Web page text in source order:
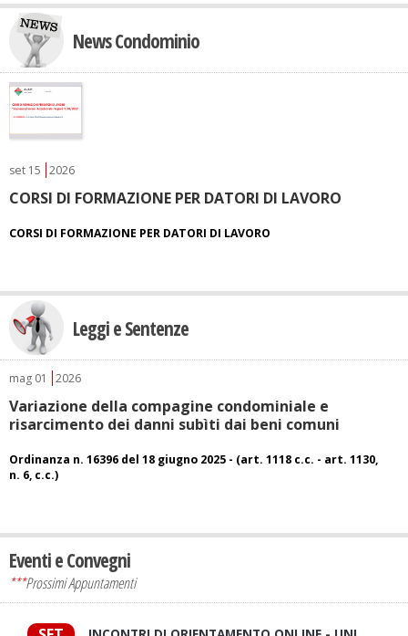
News Condominio
set 15 2026
CORSI DI FORMAZIONE PER DATORI DI LAVORO
CORSI DI FORMAZIONE PER DATORI DI LAVORO
Leggi e Sentenze
mag 01 2026
Variazione della compagine condominiale e
risarcimento dei danni subìti dai beni comuni
Ordinanza n. 16396 del 18 giugno 2025 - (art. 1118 c.c. - art. 1130,
n. 6, c.c.)
Eventi e Convegni
***Prossimi Appuntamenti